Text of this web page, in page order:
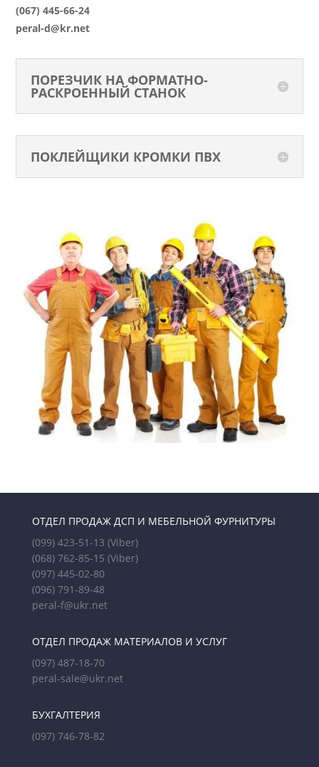
(067) 445-66-24
peral-d@kr.net
ПОРЕЗЧИК НА ФОРМАТНО-
РАСКРОЕННЫЙ СТАНОК
ПОКЛЕЙЩИКИ КРОМКИ ПВХ
ОТДЕЛ ПРОДАЖ ДСП И МЕБЕЛЬНОЙ ФУРНИТУРЫ
(099) 423-51-13 (Viber)
(068) 762-85-15 (Viber)
(097) 445-02-80
(096) 791-89-48
peral-f@ukr.net
ОТДЕЛ ПРОДАЖ МАТЕРИАЛОВ И УСЛУГ
(097) 487-18-70
peral-sale@ukr.net
БУХГАЛТЕРИЯ
(097) 746-78-82